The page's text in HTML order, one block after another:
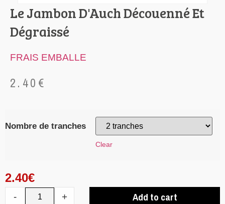
Le Jambon D'Auch Découenné Et
Dégraissé
FRAIS EMBALLE
2.40 €
Nombre de tranches
Clear
2.40€
- + Add to cart